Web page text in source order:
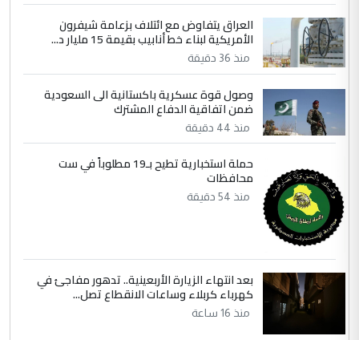
4 سردار
التعليق : واحد من عصابة علي ماما يسقط
جنسية الرافد الثالث للعراق ومن اصول عريقة
ابا فرات ...
الموضوع :
الجواهري يرد على صدام حسين سل
مضجعيك يابن الزنا (نص كامل)
سردار
التعليق : واحد من عصابة علي ماما يسقط
جنسية الرافد الثالث للعراق ومن اصول عريقة
ابا فرات ...
الموضوع :
الجواهري يرد على صدام حسين سل
مضجعيك يابن الزنا (نص كامل)
العراق يتفاوض مع ائتلاف بزعامة شيفرون
الأمريكية لبناء خط أنابيب بقيمة 15 مليار د...
منذ 36 دقيقة
وصول قوة عسكرية باكستانية الى السعودية
ضمن اتفاقية الدفاع المشترك
منذ 44 دقيقة
حملة استخبارية تطيح بـ19 مطلوباً في ست
محافظات
منذ 54 دقيقة
بعد انتهاء الزيارة الأربعينية.. تدهور مفاجئ في
كهرباء كربلاء وساعات الانقطاع تصل...
منذ 16 ساعة